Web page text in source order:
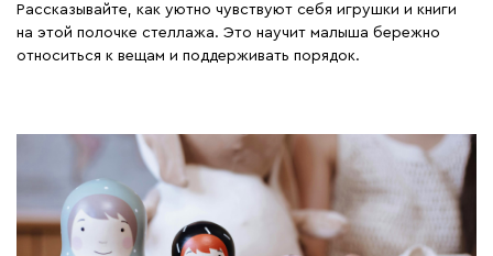
Рассказывайте, как уютно чувствуют себя игрушки и книги
на этой полочке стеллажа. Это научит малыша бережно
относиться к вещам и поддерживать порядок.